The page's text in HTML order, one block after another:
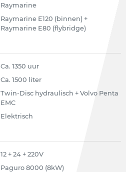
Raymarine
Raymarine E120 (binnen) +
Raymarine E80 (flybridge)
Ca. 1350 uur
Ca. 1500 liter
Twin-Disc hydraulisch + Volvo Penta
EMC
Elektrisch
12 + 24 + 220V
Paguro 8000 (8kW)